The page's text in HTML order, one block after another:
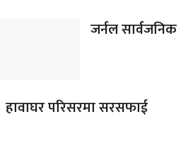
जर्नल सार्वजनिक
हावाघर परिसरमा सरसफाई